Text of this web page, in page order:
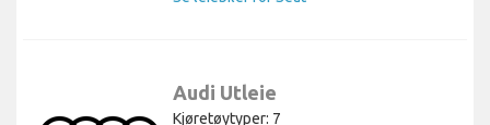
Audi Utleie
Kjøretøytyper: 7